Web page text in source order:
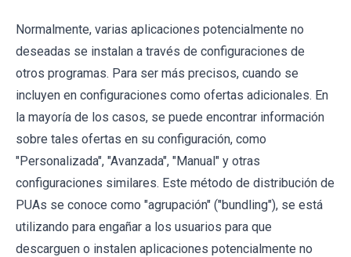
Normalmente, varias aplicaciones potencialmente no
deseadas se instalan a través de configuraciones de
otros programas. Para ser más precisos, cuando se
incluyen en configuraciones como ofertas adicionales. En
la mayoría de los casos, se puede encontrar información
sobre tales ofertas en su configuración, como
"Personalizada", "Avanzada", "Manual" y otras
configuraciones similares. Este método de distribución de
PUAs se conoce como "agrupación" ("bundling"), se está
utilizando para engañar a los usuarios para que
descarguen o instalen aplicaciones potencialmente no